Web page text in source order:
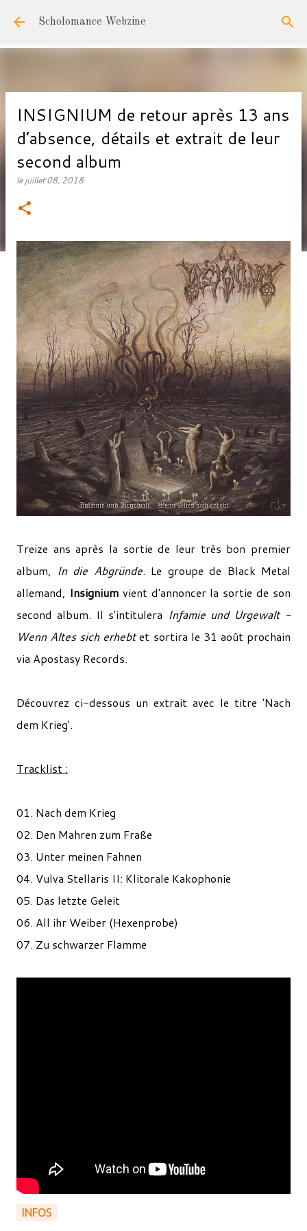
Accéder au contenu principal
Scholomance Webzine
INSIGNIUM de retour après 13 ans
d’absence, détails et extrait de leur
second album
lejuillet 08, 2018
Treize ans après la sortie de leur très bon premier
album, In die Abgründe. Le groupe de Black Metal
allemand, Insignium vient d'annoncer la sortie de son
second album. Il s'intitulera Infamie und Urgewalt -
Wenn Altes sich erhebtet sortira le 31 août prochain
via Apostasy Records.
Découvrez ci-dessous un extrait avec le titre 'Nach
dem Krieg'.
Tracklist :
01. Nach dem Krieg
02. Den Mahren zum Fraße
03. Unter meinen Fahnen
04. Vulva Stellaris II: Klitorale Kakophonie
05. Das letzte Geleit
06. All ihr Weiber (Hexenprobe)
07. Zu schwarzer Flamme
INFOS